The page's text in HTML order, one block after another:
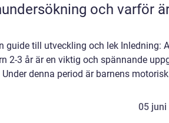
och varför
guide till utveckling och lek Inledning:
2-3 år är en viktig och spännande
denna period är barnens
05 juni